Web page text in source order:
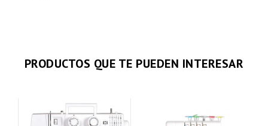
PRODUCTOS QUE TE PUEDEN INTERESAR